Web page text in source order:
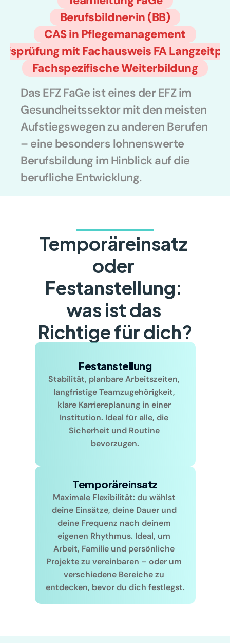
Berufsbildner·in (BB)
CAS in Pflegemanagement
mit Fachausweis FA
Fachspezifische Weiterbildung
Das EFZ FaGe ist eines der EFZ im
Gesundheitssektor mit den meisten
Aufstiegswegen zu anderen Berufen
– eine besonders lohnenswerte
Berufsbildung im Hinblick auf die
berufliche Entwicklung.
Temporäreinsatz
oder
Festanstellung:
was ist das
Richtige für dich?
Festanstellung
Stabilität, planbare Arbeitszeiten,
langfristige Teamzugehörigkeit,
klare Karriereplanung in einer
Institution. Ideal für alle, die
Sicherheit und Routine
bevorzugen.
Temporäreinsatz
Maximale Flexibilität: du wählst
deine Einsätze, deine Dauer und
deine Frequenz nach deinem
eigenen Rhythmus. Ideal, um
Arbeit, Familie und persönliche
Projekte zu vereinbaren – oder um
verschiedene Bereiche zu
entdecken, bevor du dich festlegst.